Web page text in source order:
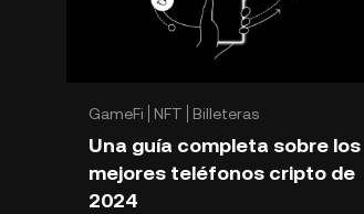
GameFi NFT Billeteras
Una guía completa sobre los
mejores teléfonos cripto de
2024